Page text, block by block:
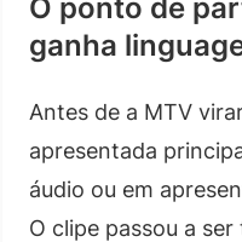
O ponto de
ganha
Antes de a MTV
apresentada
áudio ou em
O clipe passou a